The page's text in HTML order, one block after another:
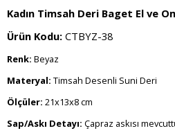
Kadın Timsah Deri Baget El ve
Ürün Kodu: CTBYZ-38
Renk: Beyaz
Materyal: Timsah Desenli Suni Deri
Ölçüler: 21x13x8 cm
Sap/Askı Detayı: Çapraz askısı